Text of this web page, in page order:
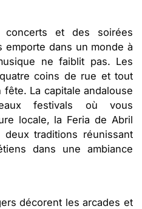
et des soirées
emporte dans un monde à
ne faiblit pas. Les
coins de rue et tout
La capitale andalouse
festivals où vous
locale, la Feria de Abril
traditions réunissant
dans une ambiance
décorent les arcades et